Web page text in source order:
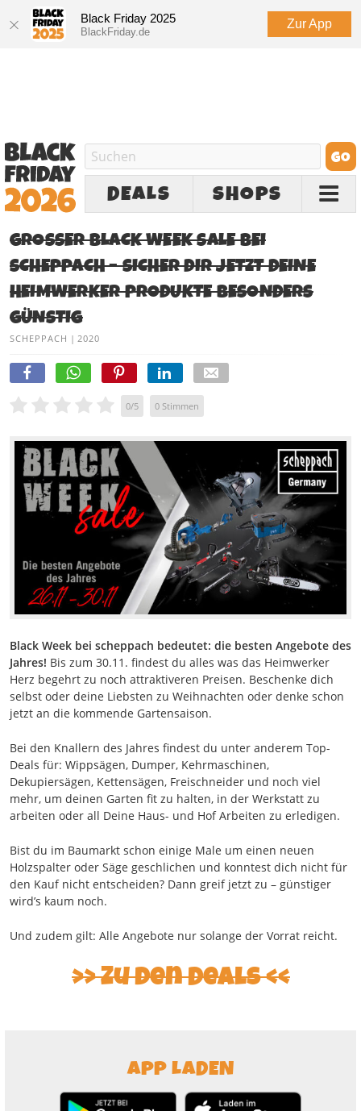
Black Friday 2025
BlackFriday.de
Zur App
DEALS SHOPS
GROSSER BLACK WEEK SALE BEI S
CHEPPACH – SICHER DIR JETZT DEINE H
EIMWERKER PRODUKTE BESONDERS G
ÜNSTIG
SCHEPPACH | 2020
0/5 0 Stimmen
Black Week bei scheppach bedeutet: die besten Angebote des
Jahres! Bis zum 30.11. findest du alles was das Heimwerker
Herz begehrt zu noch attraktiveren Preisen. Beschenke dich
selbst oder deine Liebsten zu Weihnachten oder denke schon
jetzt an die kommende Gartensaison.
Bei den Knallern des Jahres findest du unter anderem Top-
Deals für: Wippsägen, Dumper, Kehrmaschinen,
Dekupiersägen, Kettensägen, Freischneider und noch viel
mehr, um deinen Garten fit zu halten, in der Werkstatt zu
arbeiten oder all Deine Haus- und Hof Arbeiten zu erledigen.
Bist du im Baumarkt schon einige Male um einen neuen
Holzspalter oder Säge geschlichen und konntest dich nicht für
den Kauf nicht entscheiden? Dann greif jetzt zu – günstiger
wird’s kaum noch.
Und zudem gilt: Alle Angebote nur solange der Vorrat reicht.
Zu den Deals
APP LADEN